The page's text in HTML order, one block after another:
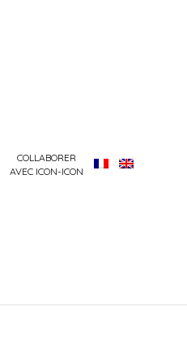
COLLABORER
AVEC ICON-ICON